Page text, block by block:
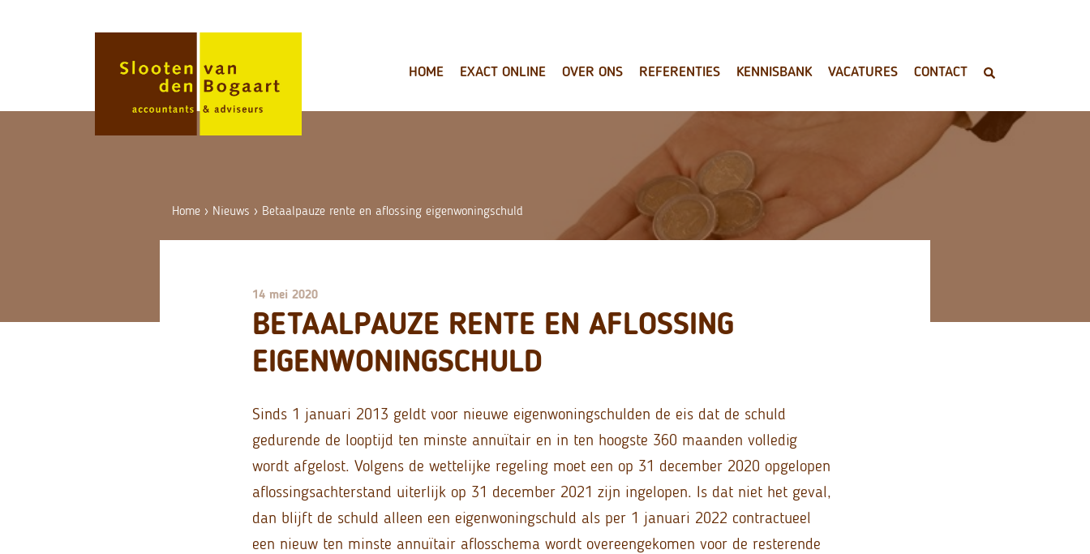
HOME EXACT ONLINE OVER ONS REFERENTIES KENNISBANK VACATURES CONTACT
Home › Nieuws › Betaalpauze rente en aflossing eigenwoningschuld
14 mei 2020
BETAALPAUZE RENTE EN AFLOSSING
EIGENWONINGSCHULD
Sinds 1 januari 2013 geldt voor nieuwe eigenwoningschulden de eis dat de schuld
gedurende de looptijd ten minste annuïtair en in ten hoogste 360 maanden volledig
wordt afgelost. Volgens de wettelijke regeling moet een op 31 december 2020 opgelopen
aflossingsachterstand uiterlijk op 31 december 2021 zijn ingelopen. Is dat niet het geval,
dan blijft de schuld alleen een eigenwoningschuld als per 1 januari 2022 contractueel
een nieuw ten minste annuïtair aflosschema wordt overeengekomen voor de resterende